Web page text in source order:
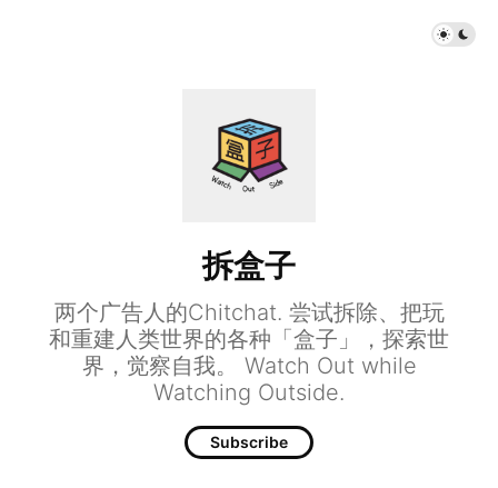
拆盒子
两个广告人的Chitchat. 尝试拆除、把玩
和重建人类世界的各种「盒子」，探索世
界，觉察自我。 Watch Out while
Watching Outside.
Subscribe